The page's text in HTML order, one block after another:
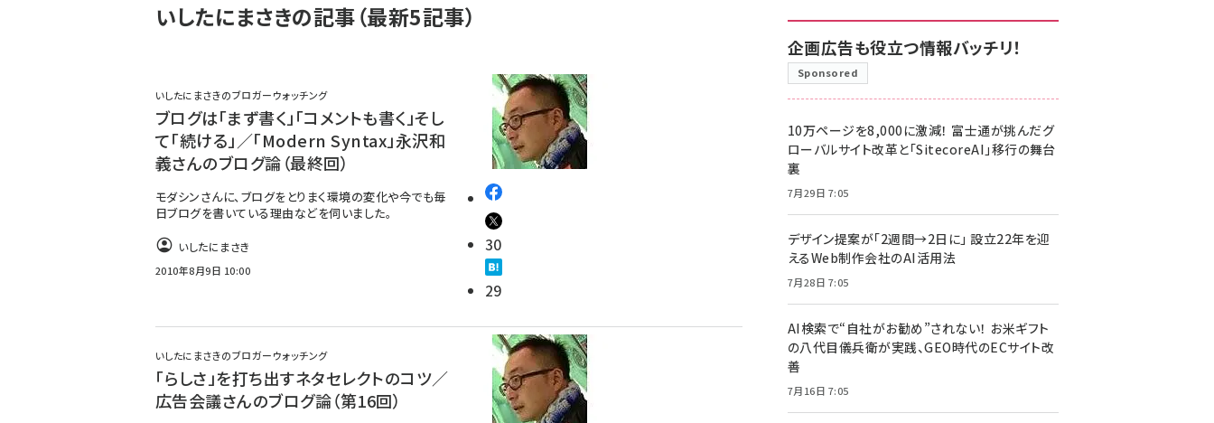
いしたにまさきの記事（最新5記事）
いしたにまさきのブロガーウォッチング
ブログは「まず書く」「コメントも書く」そし
て「続ける」／「Modern Syntax」永沢和
義さんのブログ論（最終回）
モダシンさんに、ブログをとりまく環境の変化や今でも毎
日ブログを書いている理由などを伺いました。
いしたにまさき
2010年8月9日 10:00
30
29
いしたにまさきのブロガーウォッチング
「らしさ」を打ち出すネタセレクトのコツ／
広告会議さんのブログ論（第16回）
企画広告も役立つ情報バッチリ！
Sponsored
10万ページを8,000に激減！ 富士通が挑んだグ
ローバルサイト改革と「SitecoreAI」移行の舞台
裏
7月29日 7:05
デザイン提案が「2週間→2日に」 設立22年を迎
えるWeb制作会社のAI活用法
7月28日 7:05
AI検索で“自社がお勧め”されない！ お米ギフト
の八代目儀兵衛が実践、GEO時代のECサイト改
善
7月16日 7:05